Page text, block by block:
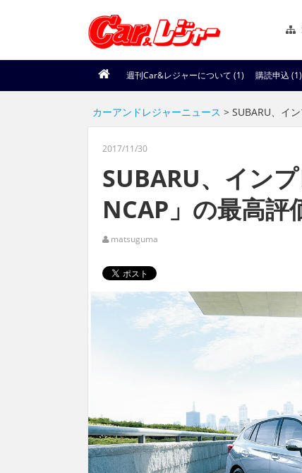
週刊Car&レジャーについて (1) 購読申込 (1)
カーアンドレジャーニュース > SUBARU、イ
2017/11/30
SUBARU、イン
NCAP」の最高評
matsuguma